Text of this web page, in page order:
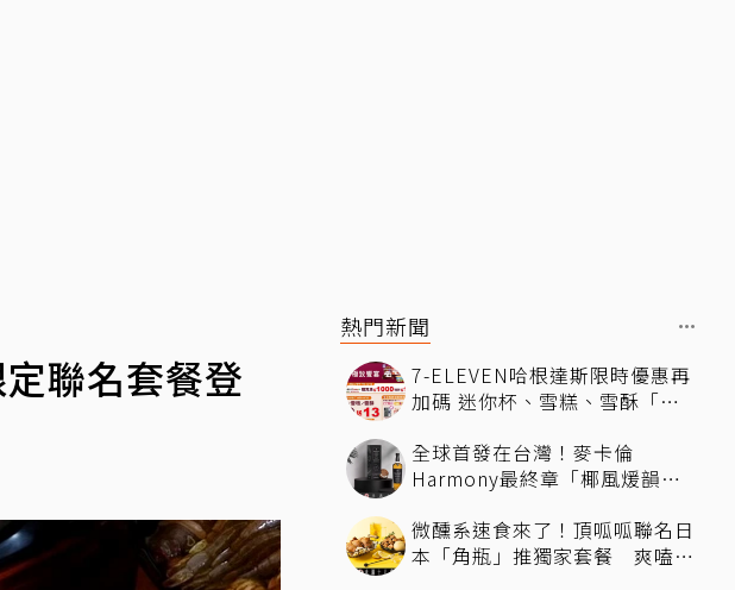
聯名套餐登
熱門新聞
7-ELEVEN哈根達斯限時優惠再
加碼 迷你杯、雪糕、雪酥「買
全球首發在台灣！麥卡倫
Harmony最終章「椰風煖韻」
微醺系速食來了！頂呱呱聯名日
本「角瓶」推獨家套餐 爽嗑